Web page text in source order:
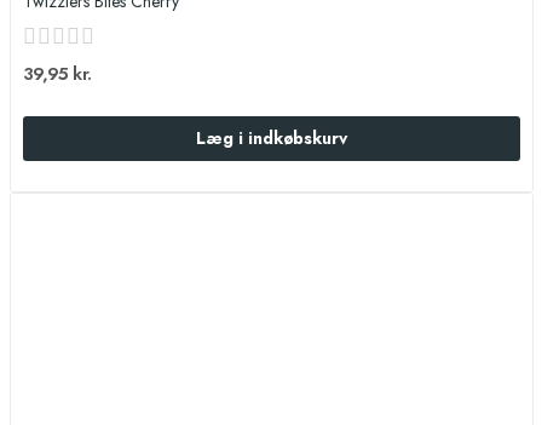
39,95 kr.
Læg i indkøbskurv